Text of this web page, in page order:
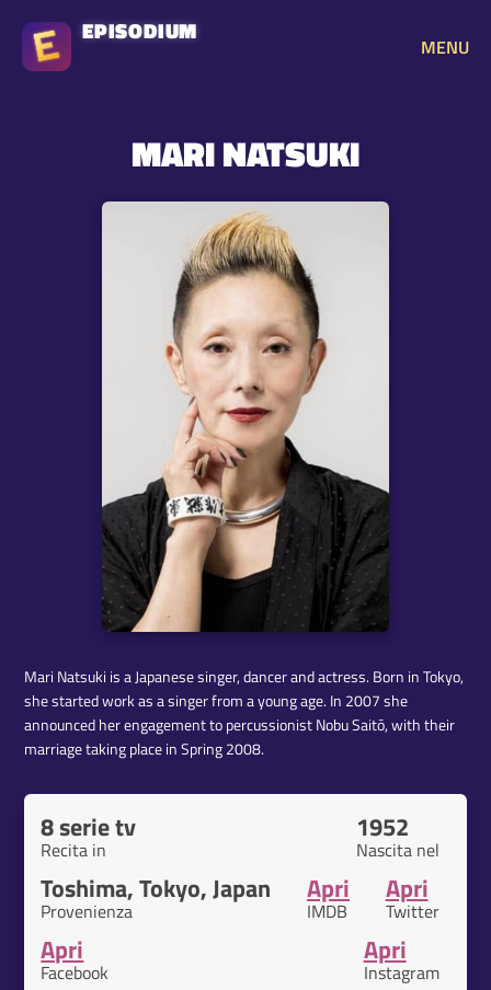
EPISODIUM
MENU
MARI NATSUKI
Mari Natsuki is a Japanese singer, dancer and actress. Born in Tokyo,
she started work as a singer from a young age. In 2007 she
announced her engagement to percussionist Nobu Saitō, with their
marriage taking place in Spring 2008.
8 serie tv
Recita in
1952
Nascita nel
Toshima, Tokyo, Japan
Provenienza
Apri
IMDB
Apri
Twitter
Apri
Facebook
Apri
Instagram